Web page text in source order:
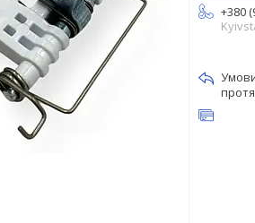
+380